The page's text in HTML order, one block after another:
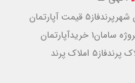
قیمت آپارتمان
خریدآپارتمان
پرندفاز5 املاک پرند